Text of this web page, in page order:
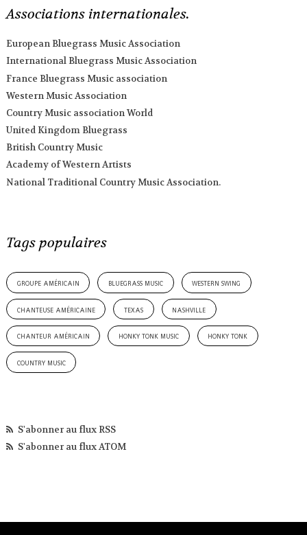
Associations internationales.
European Bluegrass Music Association
International Bluegrass Music Association
France Bluegrass Music association
Western Music Association
Country Music association World
United Kingdom Bluegrass
British Country Music
Academy of Western Artists
National Traditional Country Music Association.
Tags populaires
groupe américain bluegrass music western swing
chanteuse américaine texas nashville
chanteur américain honky tonk music honky tonk
country music
S'abonner au flux RSS
S'abonner au flux ATOM